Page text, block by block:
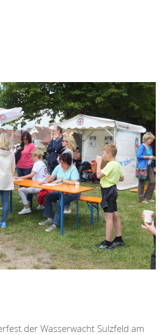
der Wasserwacht Sulzfeld am